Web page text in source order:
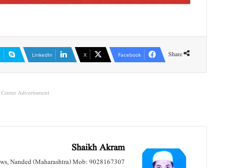
Share
Facebook
X
LinkedIn
Advertisment
Shaikh Akram
Nanded (Maharashtra) Mob: 9028167307